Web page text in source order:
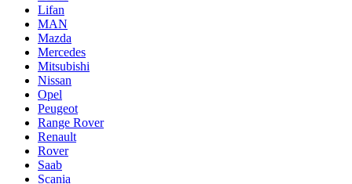
Lifan
MAN
Mazda
Mercedes
Mitsubishi
Nissan
Opel
Peugeot
Range Rover
Renault
Rover
Saab
Scania